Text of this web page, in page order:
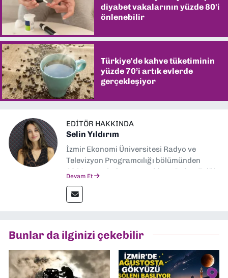
diyabet vakalarının yüzde 80'i
önlenebilir
Türkiye'de kahve tüketiminin
yüzde 70’i artık evlerde
gerçekleşiyor
EDITÖR HAKKINDA
Selin Yıldırım
İzmir Ekonomi Üniversitesi Radyo ve
Televizyon Programcılığı bölümünden
2024 senesinde mezun oldum. Dokuz Eylül
editörlük görevini de üstleniyorum.
Devam Et
Bunlar da ilginizi çekebilir